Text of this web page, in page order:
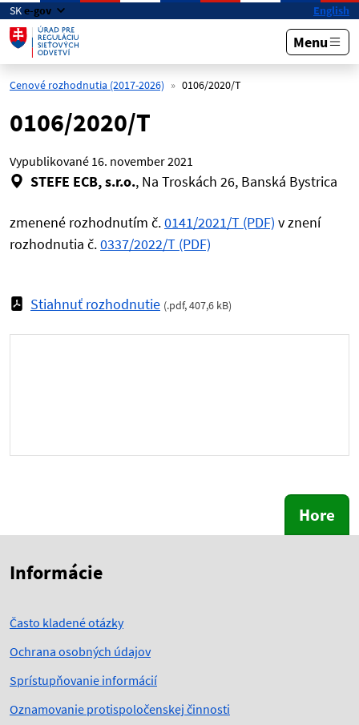
Preskočiť na hlavný obsah
SKe-gov English
Menu
Cenové rozhodnutia (2017-2026) 0106/2020/T
0106/2020/T
Vypublikované 16. november 2021
STEFE ECB, s.r.o., Na Troskách 26, Banská Bystrica
zmenené rozhodnutím č.0141/2021/T (PDF) v znení
rozhodnutia č.0337/2022/T (PDF)
Stiahnuť rozhodnutie (.pdf,407,6 kB)
Hore
Informácie
Často kladené otázky
Ochrana osobných údajov
Sprístupňovanie informácií
Oznamovanie protispoločenskej činnosti